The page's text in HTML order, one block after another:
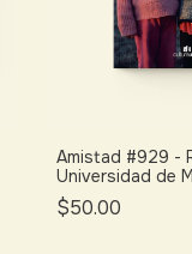
Amistad #929 -
Universidad de
2026)
$50.00